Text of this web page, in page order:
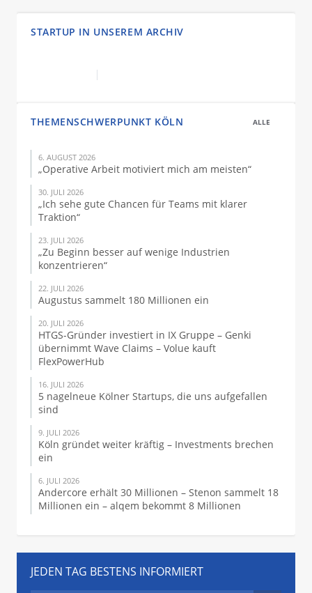
STARTUP IN UNSEREM ARCHIV
THEMENSCHWERPUNKT KÖLN ALLE
6. AUGUST 2026
„Operative Arbeit motiviert mich am meisten“
30. JULI 2026
„Ich sehe gute Chancen für Teams mit klarer
Traktion“
23. JULI 2026
„Zu Beginn besser auf wenige Industrien
konzentrieren“
22. JULI 2026
Augustus sammelt 180 Millionen ein
20. JULI 2026
HTGS-Gründer investiert in IX Gruppe – Genki
übernimmt Wave Claims – Volue kauft
FlexPowerHub
16. JULI 2026
5 nagelneue Kölner Startups, die uns aufgefallen
sind
9. JULI 2026
Köln gründet weiter kräftig – Investments brechen
ein
6. JULI 2026
Andercore erhält 30 Millionen – Stenon sammelt 18
Millionen ein – alqem bekommt 8 Millionen
JEDEN TAG BESTENS INFORMIERT